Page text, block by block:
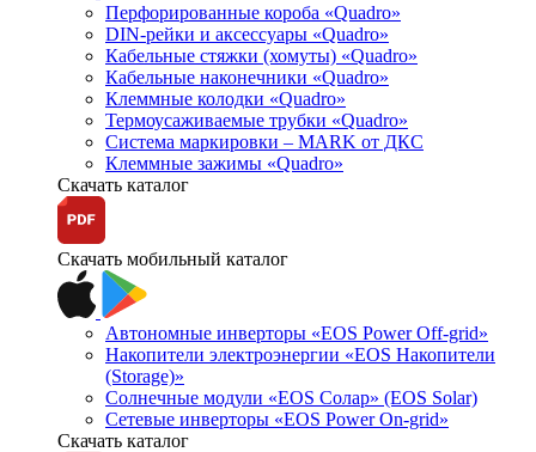
Перфорированные короба «Quadro»
DIN-рейки и аксессуары «Quadro»
Кабельные стяжки (хомуты) «Quadro»
Кабельные наконечники «Quadro»
Клеммные колодки «Quadro»
Термоусаживаемые трубки «Quadro»
Система маркировки – MARK от ДКС
Клеммные зажимы «Quadro»
Скачать каталог
Скачать мобильный каталог
Автономные инверторы «EOS Power Off-grid»
Накопители электроэнергии «EOS Накопители
(Storage)»
Солнечные модули «EOS Солар» (EOS Solar)
Сетевые инверторы «EOS Power On-grid»
Скачать каталог